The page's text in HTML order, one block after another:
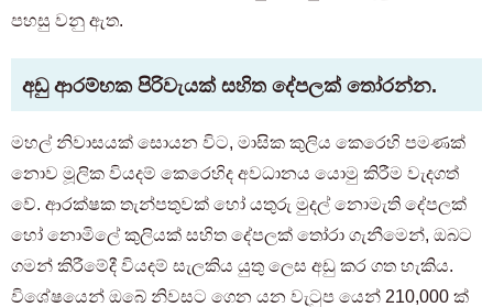
පහසු වනු ඇත.
අඩු ආරම්භක පිරිවැයක් සහිත දේපලක් තෝරන්න.
මහල් නිවාසයක් සොයන විට, මාසික කුලිය කෙරෙහි පමණක්
නොව මූලික වියදම් කෙරෙහිද අවධානය යොමු කිරීම වැදගත්
වේ. ආරක්ෂක තැන්පතුවක් හෝ යතුරු මුදල් නොමැති දේපලක්
හෝ නොමිලේ කුලියක් සහිත දේපලක් තෝරා ගැනීමෙන්, ඔබට
ගමන් කිරීමේදී වියදම් සැලකිය යුතු ලෙස අඩු කර ගත හැකිය.
විශේෂයෙන් ඔබේ නිවසට ගෙන යන වැටුප යෙන් 210,000 ක්